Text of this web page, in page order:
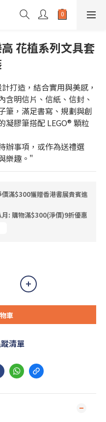
花植系列文具套
打造，結合實用與美感，
含明信片、信紙、信封、
筆，滿足書寫、規劃與創
凝膠筆搭配 LEGO® 顆粒
辦事項，或作為送禮選
樂趣。"
滿$300獲贈香港書展貴賓進
月: 購物滿$300(淨價)9折優惠
車
清單